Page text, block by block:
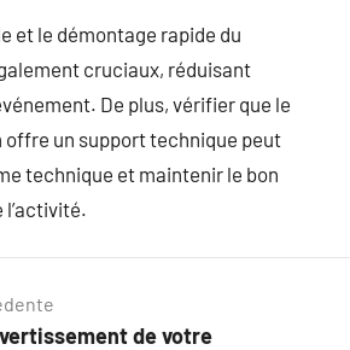
et le démontage rapide du
cruciaux, réduisant
De plus, vérifier que le
offre un support technique peut
technique et maintenir le bon
de votre